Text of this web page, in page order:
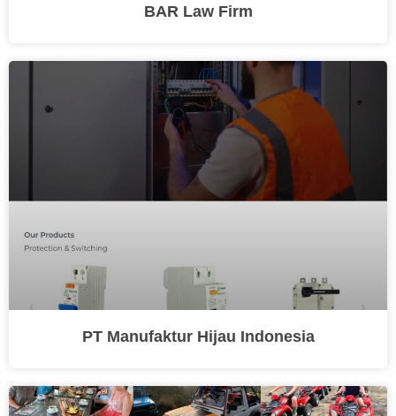
BAR Law Firm
PT Manufaktur Hijau Indonesia